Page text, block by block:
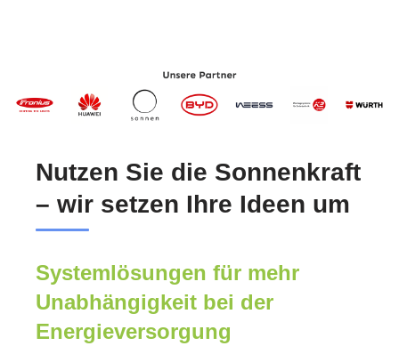
Nutzen Sie die Sonnenkraft
– wir setzen Ihre Ideen um
Systemlösungen für mehr
Unabhängigkeit bei der
Energieversorgung